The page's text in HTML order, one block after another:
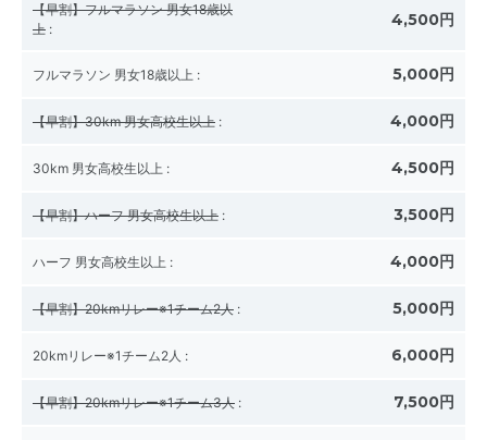
【早割】フルマラソン 男女18歳以
上 : 4,500円
フルマラソン 男女18歳以上 : 5,000円
【早割】30km 男女高校生以上 : 4,000円
30km 男女高校生以上 : 4,500円
【早割】ハーフ 男女高校生以上 : 3,500円
ハーフ 男女高校生以上 : 4,000円
【早割】20kmリレー※1チーム2人 : 5,000円
20kmリレー※1チーム2人 : 6,000円
【早割】20kmリレー※1チーム3人 : 7,500円